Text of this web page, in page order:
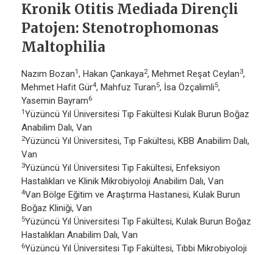
Kronik Otitis Mediada Dirençli
Patojen: Stenotrophomonas
Maltophilia
Nazım Bozan1, Hakan Çankaya2, Mehmet Reşat Ceylan3,
Mehmet Hafit Gür4, Mahfuz Turan5, İsa Özçalimli5,
Yasemin Bayram6
1Yüzüncü Yıl Üniversitesi Tıp Fakültesi Kulak Burun Boğaz
Anabilim Dalı, Van
2Yüzüncü Yıl Üniversitesi, Tıp Fakültesi, KBB Anabilim Dalı,
Van
3Yüzüncü Yıl Üniversitesi Tıp Fakültesi, Enfeksiyon
Hastalıkları ve Klinik Mikrobiyoloji Anabilim Dalı, Van
4Van Bölge Eğitim ve Araştırma Hastanesi, Kulak Burun
Boğaz Kliniği, Van
5Yüzüncü Yıl Üniversitesi Tıp Fakültesi, Kulak Burun Boğaz
Hastalıkları Anabilim Dalı, Van
6Yüzüncü Yıl Üniversitesi Tıp Fakültesi, Tıbbi Mikrobiyoloji